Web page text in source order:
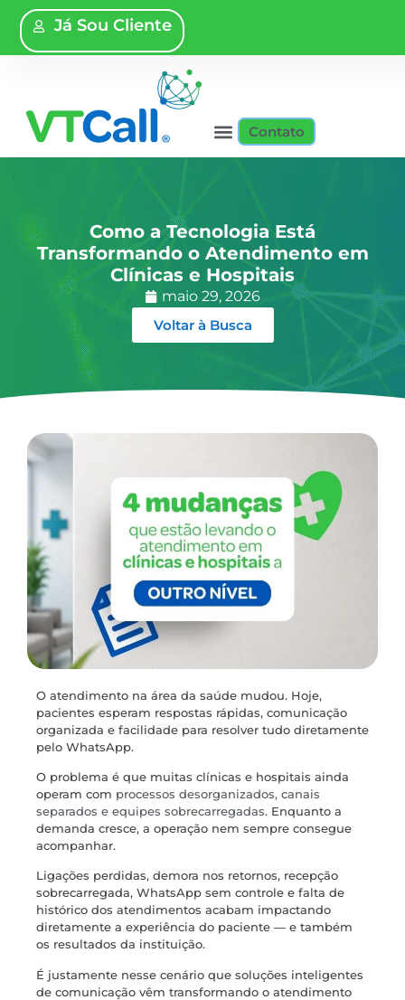
Já Sou Cliente
Contato
Como a Tecnologia Está
Transformando o Atendimento em
Clínicas e Hospitais
maio 29, 2026
Voltar à Busca
O atendimento na área da saúde mudou. Hoje,
pacientes esperam respostas rápidas, comunicação
organizada e facilidade para resolver tudo diretamente
pelo WhatsApp.
O problema é que muitas clínicas e hospitais ainda
operam com processos desorganizados, canais
separados e equipes sobrecarregadas. Enquanto a
demanda cresce, a operação nem sempre consegue
acompanhar.
Ligações perdidas, demora nos retornos, recepção
sobrecarregada, WhatsApp sem controle e falta de
histórico dos atendimentos acabam impactando
diretamente a experiência do paciente — e também
os resultados da instituição.
É justamente nesse cenário que soluções inteligentes
de comunicação vêm transformando o atendimento